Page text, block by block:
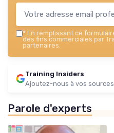
* En remplissant ce
des fins commerciales par
partenaires.
Training Insiders
Ajoutez-nous à vos
Parole d'experts